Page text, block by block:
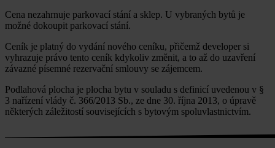
Cena nezahrnuje parkovací stání a sklep. U vybraných bytů je
možné dokoupit parkovací stání.
Ceník je platný do vydání nového ceníku, přičemž developer si
vyhrazuje právo tento ceník kdykoliv změnit, a to až do uzavření
závazné písemné rezervační smlouvy se zájemcem.
Podlahová plocha je plocha bytu v souladu s definicí uvedenou v §
3 nařízení vlády č. 366/2013 Sb., ze dne 30. října 2013, o úpravě
některých záležitostí souvisejících s bytovým spoluvlastnictvím.